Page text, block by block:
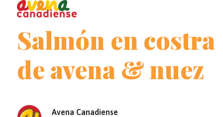
Open
menu
Close
menu
Salmón en costra
de avena & nuez
Avena Canadiense